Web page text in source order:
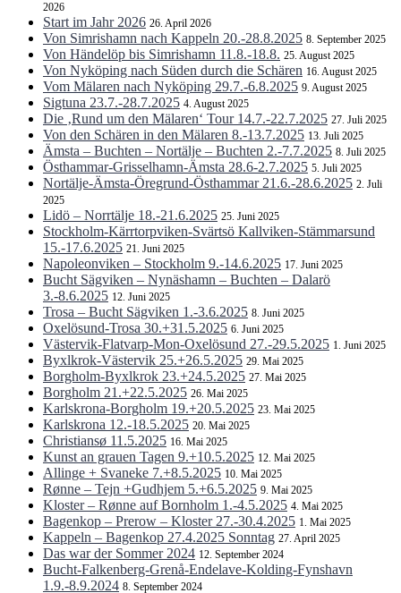
2026
Start im Jahr 2026 26. April 2026
Von Simrishamn nach Kappeln 20.-28.8.2025 8. September 2025
Von Händelöp bis Simrishamn 11.8.-18.8. 25. August 2025
Von Nyköping nach Süden durch die Schären 16. August 2025
Vom Mälaren nach Nyköping 29.7.-6.8.2025 9. August 2025
Sigtuna 23.7.-28.7.2025 4. August 2025
Die ‚Rund um den Mälaren‘ Tour 14.7.-22.7.2025 27. Juli 2025
Von den Schären in den Mälaren 8.-13.7.2025 13. Juli 2025
Ämsta – Buchten – Nortälje – Buchten 2.-7.7.2025 8. Juli 2025
Östhammar-Grisselhamn-Ämsta 28.6-2.7.2025 5. Juli 2025
Nortälje-Ämsta-Öregrund-Östhammar 21.6.-28.6.2025 2. Juli
2025
Lidö – Norrtälje 18.-21.6.2025 25. Juni 2025
Stockholm-Kärrtorpviken-Svärtsö Kallviken-Stämmarsund
15.-17.6.2025 21. Juni 2025
Napoleonviken – Stockholm 9.-14.6.2025 17. Juni 2025
Bucht Sägviken – Nynäshamn – Buchten – Dalarö
3.-8.6.2025 12. Juni 2025
Trosa – Bucht Sägviken 1.-3.6.2025 8. Juni 2025
Oxelösund-Trosa 30.+31.5.2025 6. Juni 2025
Västervik-Flatvarp-Mon-Oxelösund 27.-29.5.2025 1. Juni 2025
Byxlkrok-Västervik 25.+26.5.2025 29. Mai 2025
Borgholm-Byxlkrok 23.+24.5.2025 27. Mai 2025
Borgholm 21.+22.5.2025 26. Mai 2025
Karlskrona-Borgholm 19.+20.5.2025 23. Mai 2025
Karlskrona 12.-18.5.2025 20. Mai 2025
Christiansø 11.5.2025 16. Mai 2025
Kunst an grauen Tagen 9.+10.5.2025 12. Mai 2025
Allinge + Svaneke 7.+8.5.2025 10. Mai 2025
Rønne – Tejn +Gudhjem 5.+6.5.2025 9. Mai 2025
Kloster – Rønne auf Bornholm 1.-4.5.2025 4. Mai 2025
Bagenkop – Prerow – Kloster 27.-30.4.2025 1. Mai 2025
Kappeln – Bagenkop 27.4.2025 Sonntag 27. April 2025
Das war der Sommer 2024 12. September 2024
Bucht-Falkenberg-Grenå-Endelave-Kolding-Fynshavn
1.9.-8.9.2024 8. September 2024